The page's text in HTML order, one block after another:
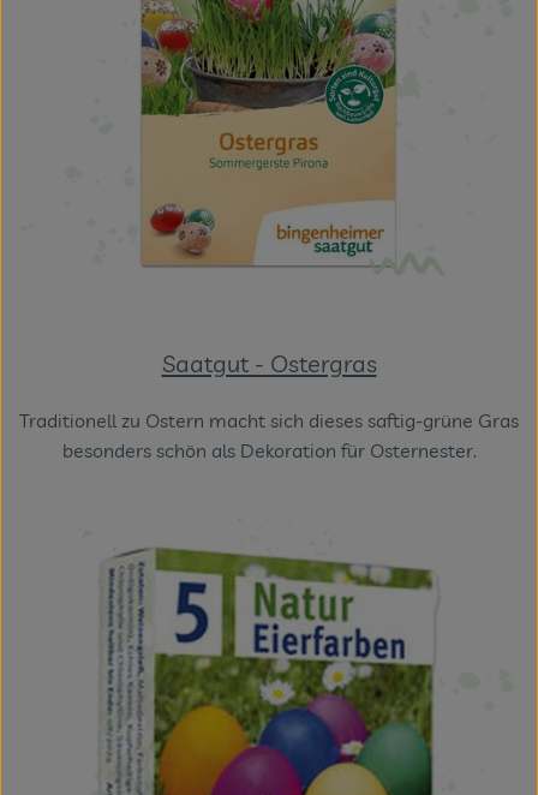
Saatgut - Ostergras
Traditionell zu Ostern macht sich dieses saftig-grüne Gras
besonders schön als Dekoration für Osternester.